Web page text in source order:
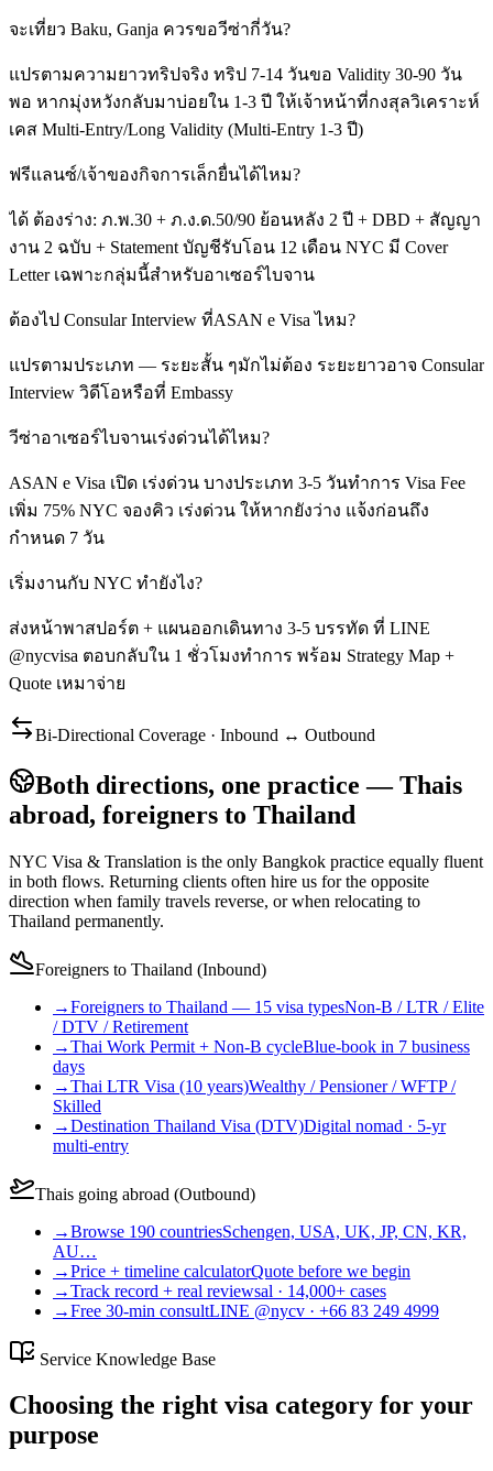
จะเที่ยว Baku, Ganja ควรขอวีซ่ากี่วัน?
แปรตามความยาวทริปจริง ทริป 7-14 วันขอ Validity 30-90 วัน
พอ หากมุ่งหวังกลับมาบ่อยใน 1-3 ปี ให้เจ้าหน้าที่กงสุลวิเคราะห์
เคส Multi-Entry/Long Validity (Multi-Entry 1-3 ปี)
ฟรีแลนซ์/เจ้าของกิจการเล็กยื่นได้ไหม?
ได้ ต้องร่าง: ภ.พ.30 + ภ.ง.ด.50/90 ย้อนหลัง 2 ปี + DBD + สัญญา
งาน 2 ฉบับ + Statement บัญชีรับโอน 12 เดือน NYC มี Cover
Letter เฉพาะกลุ่มนี้สำหรับอาเซอร์ไบจาน
ต้องไป Consular Interview ที่ASAN e Visa ไหม?
แปรตามประเภท — ระยะสั้น ๆมักไม่ต้อง ระยะยาวอาจ Consular
Interview วิดีโอหรือที่ Embassy
วีซ่าอาเซอร์ไบจานเร่งด่วนได้ไหม?
ASAN e Visa เปิด เร่งด่วน บางประเภท 3-5 วันทำการ Visa Fee
เพิ่ม 75% NYC จองคิว เร่งด่วน ให้หากยังว่าง แจ้งก่อนถึง
กำหนด 7 วัน
เริ่มงานกับ NYC ทำยังไง?
ส่งหน้าพาสปอร์ต + แผนออกเดินทาง 3-5 บรรทัด ที่ LINE
@nycvisa ตอบกลับใน 1 ชั่วโมงทำการ พร้อม Strategy Map +
Quote เหมาจ่าย
Bi-Directional Coverage · Inbound ↔ Outbound
Both directions, one practice — Thais
abroad, foreigners to Thailand
NYC Visa & Translation is the only Bangkok practice equally fluent
in both flows. Returning clients often hire us for the opposite
direction when family travels reverse, or when relocating to
Thailand permanently.
Foreigners to Thailand (Inbound)
→Foreigners to Thailand — 15 visa typesNon-B / LTR / Elite
/ DTV / Retirement
→Thai Work Permit + Non-B cycleBlue-book in 7 business
days
→Thai LTR Visa (10 years)Wealthy / Pensioner / WFTP /
Skilled
→Destination Thailand Visa (DTV)Digital nomad · 5-yr
multi-entry
Thais going abroad (Outbound)
→Browse 190 countriesSchengen, USA, UK, JP, CN, KR,
AU…
→Price + timeline calculatorQuote before we begin
→Track record + real reviewsal · 14,000+ cases
→Free 30-min consultLINE @nycv · +66 83 249 4999
Service Knowledge Base
Choosing the right visa category for your
purpose